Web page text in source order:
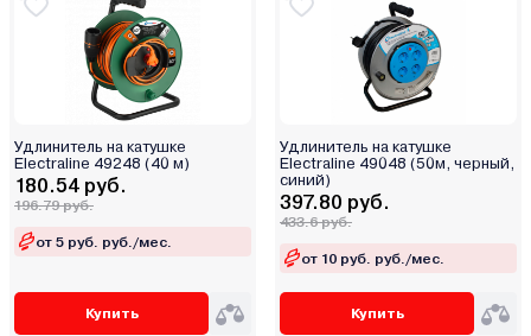
Удлинитель на катушке
Electraline 49248 (40 м)
180.54 руб.
196.79 руб.
от 5 руб. руб./мес.
Купить
Удлинитель на катушке
Electraline 49048 (50м, черный,
синий)
397.80 руб.
433.6 руб.
от 10 руб. руб./мес.
Купить